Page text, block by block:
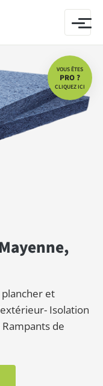
et
Isolation
de
VOUS ÊTES
PRO ?
CLIQUEZ ICI